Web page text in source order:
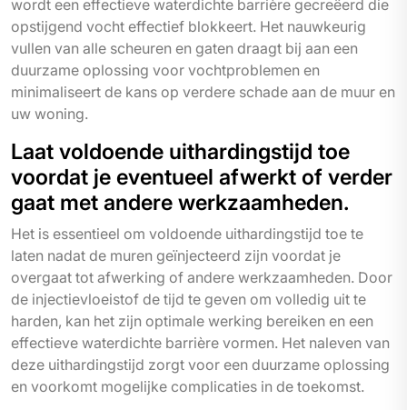
wordt een effectieve waterdichte barrière gecreëerd die
opstijgend vocht effectief blokkeert. Het nauwkeurig
vullen van alle scheuren en gaten draagt bij aan een
duurzame oplossing voor vochtproblemen en
minimaliseert de kans op verdere schade aan de muur en
uw woning.
Laat voldoende uithardingstijd toe
voordat je eventueel afwerkt of verder
gaat met andere werkzaamheden.
Het is essentieel om voldoende uithardingstijd toe te
laten nadat de muren geïnjecteerd zijn voordat je
overgaat tot afwerking of andere werkzaamheden. Door
de injectievloeistof de tijd te geven om volledig uit te
harden, kan het zijn optimale werking bereiken en een
effectieve waterdichte barrière vormen. Het naleven van
deze uithardingstijd zorgt voor een duurzame oplossing
en voorkomt mogelijke complicaties in de toekomst.